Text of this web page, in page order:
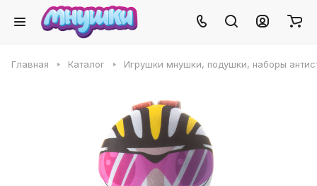
Главная Каталог Игрушки мнушки, подушки, наборы